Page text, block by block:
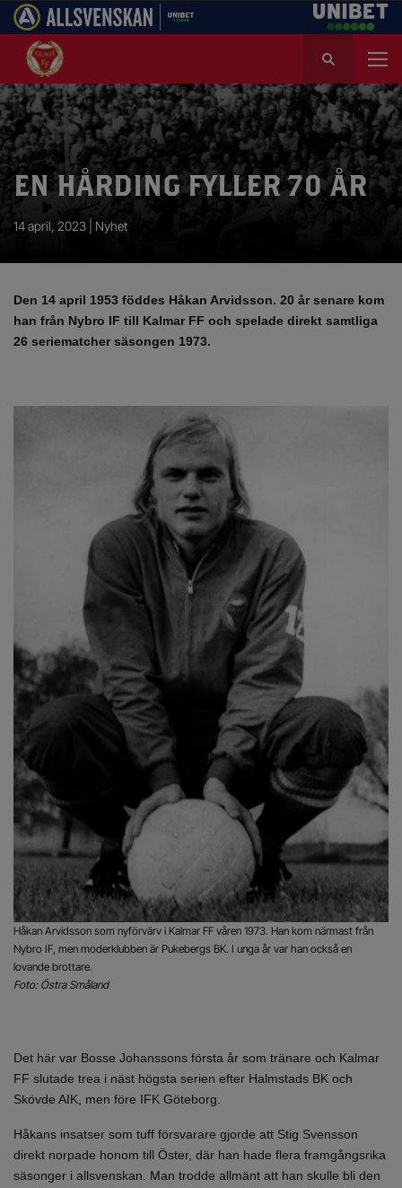
k
e
f
t
e
r
EN HÅRDING FYLLER 70 ÅR
14 april, 2023 | Nyhet
Den 14 april 1953 föddes Håkan Arvidsson. 20 år senare kom
han från Nybro IF till Kalmar FF och spelade direkt samtliga
26 seriematcher säsongen 1973.
Håkan Arvidsson som nyförvärv i Kalmar FF våren 1973. Han kom närmast från
Nybro IF, men moderklubben är Pukebergs BK. I unga år var han också en
lovande brottare.
Foto: Östra Småland
Det här var Bosse Johanssons första år som tränare och Kalmar
FF slutade trea i näst högsta serien efter Halmstads BK och
Skövde AIK, men före IFK Göteborg.
Håkans insatser som tuff försvarare gjorde att Stig Svensson
direkt norpade honom till Öster, där han hade flera framgångsrika
säsonger i allsvenskan. Man trodde allmänt att han skulle bli den